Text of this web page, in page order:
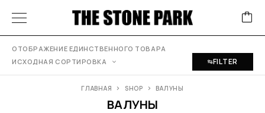
ОТОБРАЖЕНИЕ ЕДИНСТВЕННОГО ТОВАРА
ИСХОДНАЯ СОРТИРОВКА
FILTER
ВАЛУНЫ
ГЛАВНАЯ SHOP ВАЛУНЫ